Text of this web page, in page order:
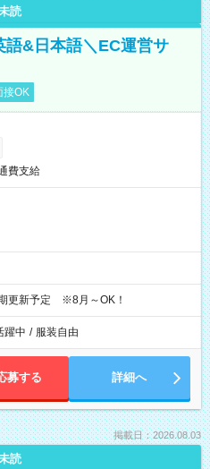
読
語&日本語＼EC運営サ
接OK
費支給
更新予定 ※8月～OK！
躍中 / 服装自由
募する 詳細へ
掲載日：2026.08.03
読